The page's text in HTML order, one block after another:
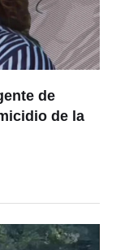
de
de la